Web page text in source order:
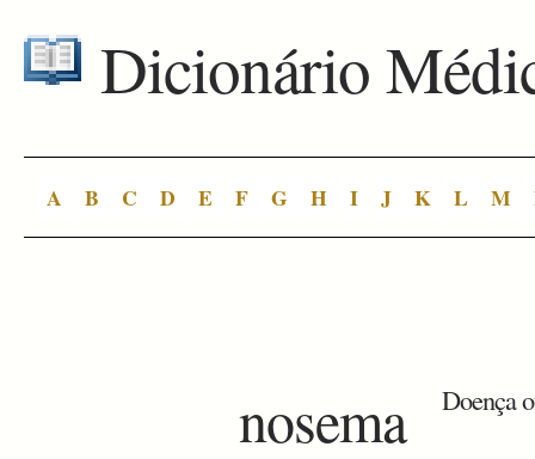
Dicionário
A B C D E F G H I J K L M
nosema Doença